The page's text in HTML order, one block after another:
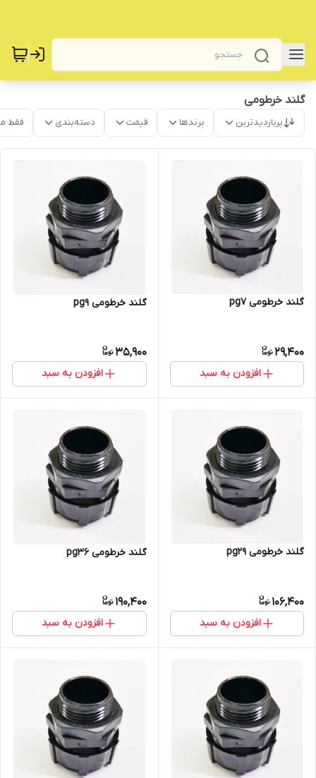
گلند خرطومی
پربازدیدترین برندها قیمت دسته‌بندی فقط
گلند خرطومی pg7
29,400
افزودن به سبد
گلند خرطومی pg9
35,900
افزودن به سبد
گلند خرطومی pg29
106,400
افزودن به سبد
گلند خرطومی pg36
190,400
افزودن به سبد